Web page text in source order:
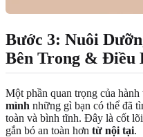
Bước 3: Nuôi
Bên Trong & Điều
Một phần quan trọng của
mình những gì bạn có thể đã
toàn và bình tĩnh. Đây là cốt
gắn bó an toàn hơn từ nội tại.